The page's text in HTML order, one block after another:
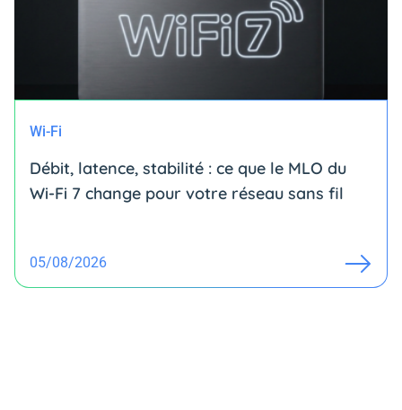
Wi-Fi
Débit, latence, stabilité : ce que le MLO du
Wi-Fi 7 change pour votre réseau sans fil
05/08/2026